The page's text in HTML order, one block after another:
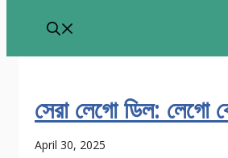
সেরা লেগো ডিল: লেগো
April 30, 2025